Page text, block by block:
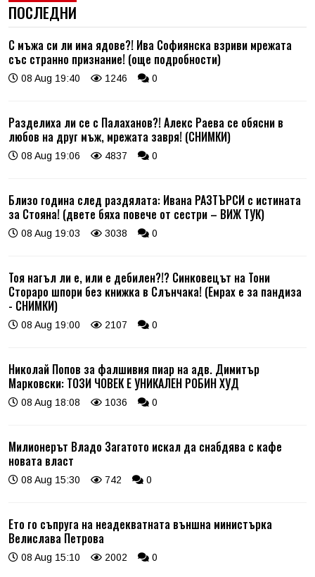
ПОСЛЕДНИ
С мъжа си ли има ядове?! Ива Софиянска взриви мрежата
със странно признание! (още подробности)
08 Aug 19:40 1246 0
Разделиха ли се с Палаханов?! Алекс Раева се обясни в
любов на друг мъж, мрежата завря! (СНИМКИ)
08 Aug 19:06 4837 0
Близо година след раздялата: Ивана РАЗТЪРСИ с истината
за Стояна! (двете бяха повече от сестри – ВИЖ ТУК)
08 Aug 19:03 3038 0
Тоя нагъл ли е, или е дебилен?!? Синковецът на Тони
Стораро шпори без книжка в Слънчака! (Емрах е за пандиза
- СНИМКИ)
08 Aug 19:00 2107 0
Николай Попов за фалшивия пиар на адв. Димитър
Марковски: ТОЗИ ЧОВЕК Е УНИКАЛЕН РОБИН ХУД
08 Aug 18:08 1036 0
Милионерът Владо Загатото искал да снабдява с кафе
новата власт
08 Aug 15:30 742 0
Ето го съпруга на неадекватната външна министърка
Велислава Петрова
08 Aug 15:10 2002 0